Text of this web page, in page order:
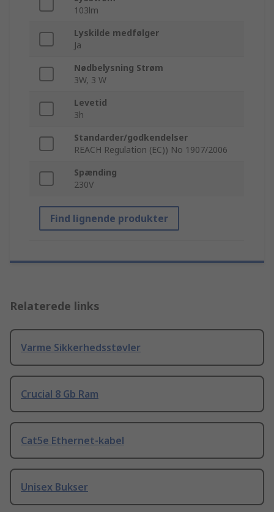
103lm
Lyskilde medfølger
Ja
Nødbelysning Strøm
3W, 3 W
Levetid
3h
Standarder/godkendelser
REACH Regulation (EC)) No 1907/2006
Spænding
230V
Find lignende produkter
Relaterede links
Varme Sikkerhedsstøvler
Crucial 8 Gb Ram
Cat5e Ethernet-kabel
Unisex Bukser